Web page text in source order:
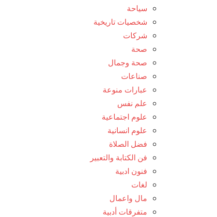
سياحة
شخصيات تاريخية
شركات
صحة
صحة وجمال
صناعات
عبارات منوعة
علم نفس
علوم اجتماعية
علوم انسانية
فضل الصلاة
فن الكتابة والتعبير
فنون ادبية
لغات
مال واعمال
متفرقات أدبية